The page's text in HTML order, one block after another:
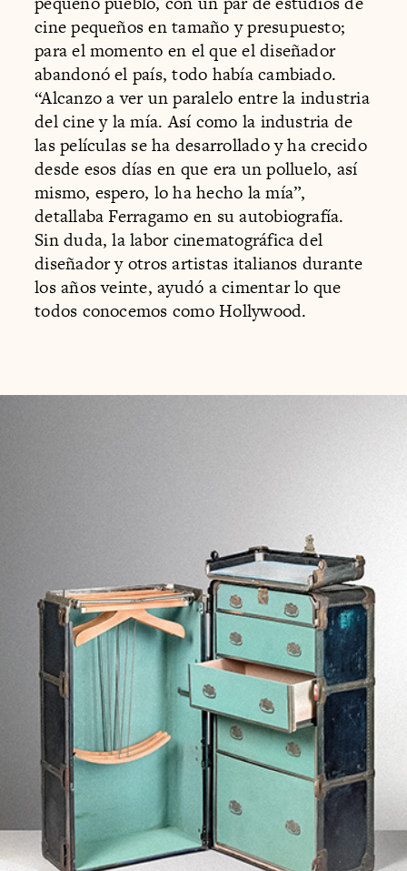
cine pequeños en tamaño y presupuesto;
para el momento en el que el diseñador
abandonó el país, todo había cambiado.
“Alcanzo a ver un paralelo entre la industria
del cine y la mía. Así como la industria de
las películas se ha desarrollado y ha crecido
desde esos días en que era un polluelo, así
mismo, espero, lo ha hecho la mía”,
detallaba Ferragamo en su autobiografía.
Sin duda, la labor cinematográfica del
diseñador y otros artistas italianos durante
los años veinte, ayudó a cimentar lo que
todos conocemos como Hollywood.